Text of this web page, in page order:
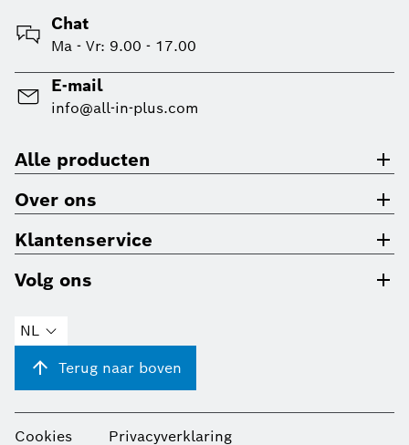
Chat
Ma - Vr: 9.00 - 17.00
E-mail
info@all-in-plus.com
Alle producten
Over ons
Klantenservice
Volg ons
NL
Terug naar boven
Cookies Privacyverklaring